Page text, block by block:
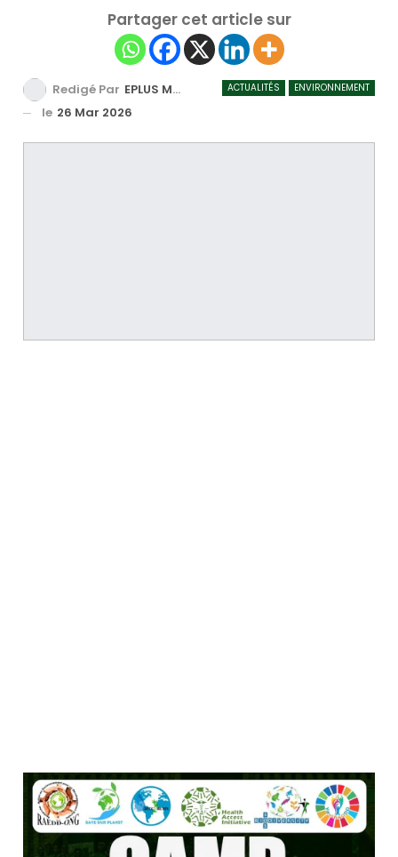
Partager cet article sur
ACTUALITÉS ENVIRONNEMENT
Redigé Par EPLUS MEDIA TV
le 26 Mar 2026